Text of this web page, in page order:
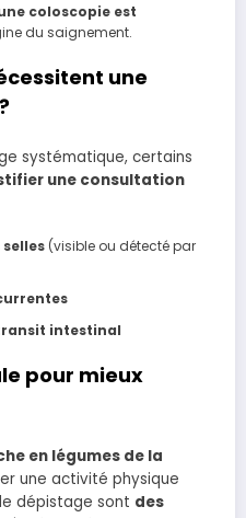
coloscopie est
du saignement.
une
systématique, certains
une consultation
(visible ou détecté par
intestinal
pour mieux
en légumes de la
une activité physique
dépistage sont des